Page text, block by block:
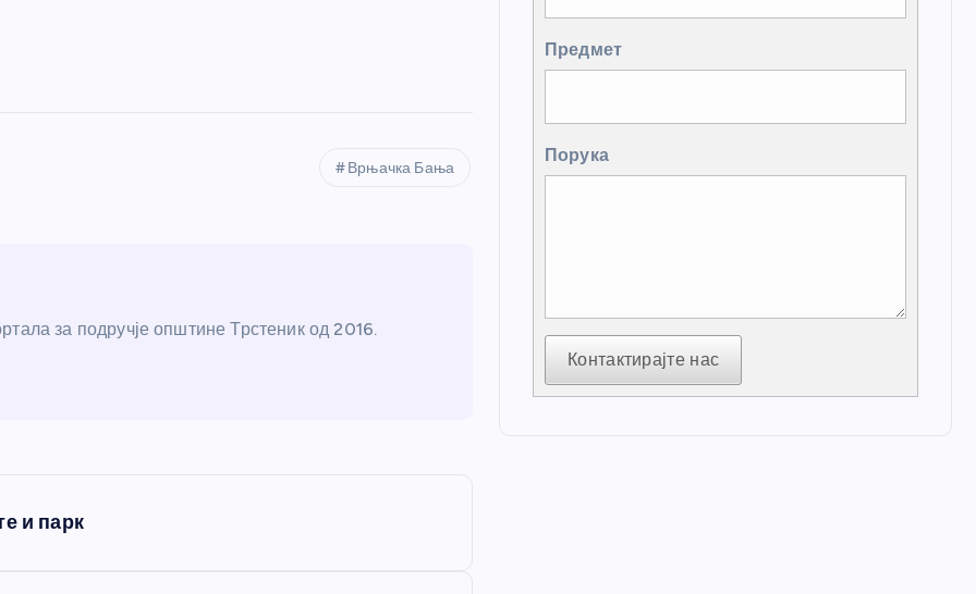
Врњачка Бања
за подручје општине Трстеник од 2016.
и парк
Предмет
Порука
Контактирајте нас